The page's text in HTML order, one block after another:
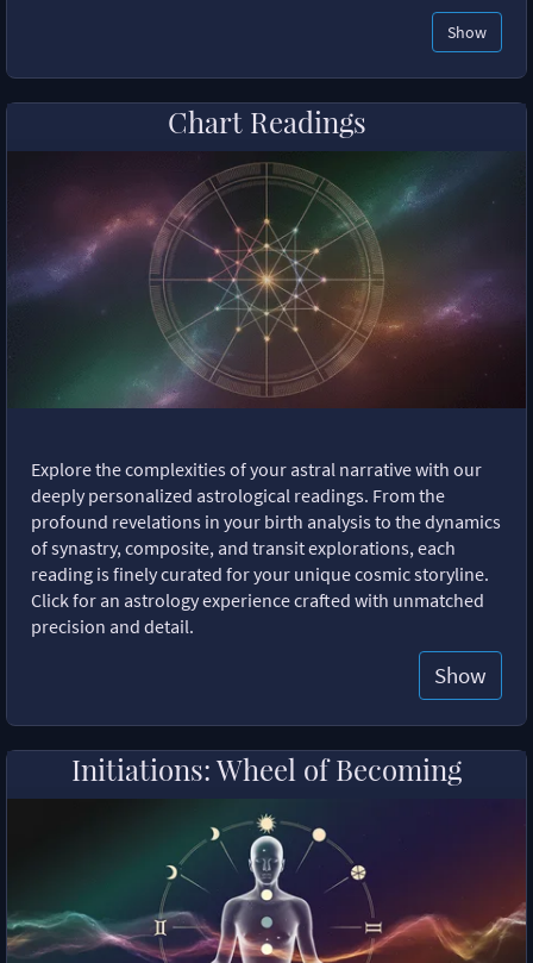
Show
Chart Readings
Explore the complexities of your astral narrative with our
deeply personalized astrological readings. From the
profound revelations in your birth analysis to the dynamics
of synastry, composite, and transit explorations, each
reading is finely curated for your unique cosmic storyline.
Click for an astrology experience crafted with unmatched
precision and detail.
Show
Initiations: Wheel of Becoming